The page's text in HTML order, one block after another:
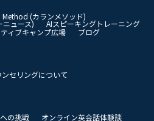
Method (カランメソッド)
ニュース)
AIスピーキングトレーニング
ィブキャンプ広場 ブログ
ンセリングについて
の挑戦 オンライン英会話体験談